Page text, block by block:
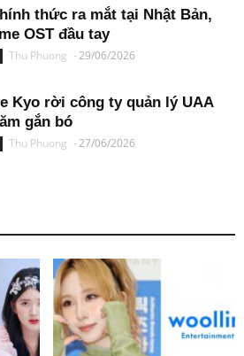
thức ra mắt tại Nhật Bản,
OST đầu tay
Thu Phuong -29/06/2026
Kyo rời công ty quản lý UAA
gắn bó
Thu Phuong -27/06/2026